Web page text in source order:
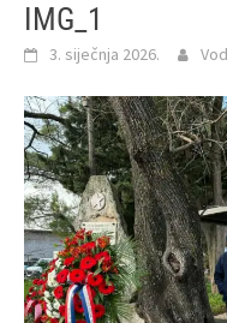
IMG_1
3. siječnja 2026.